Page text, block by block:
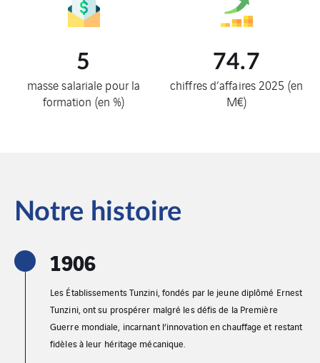
5
masse salariale pour la
formation (en %)
74.7
chiffres d’affaires 2025 (en
M€)
Notre histoire
1906
Les Établissements Tunzini, fondés par le jeune diplômé Ernest
Tunzini, ont su prospérer malgré les défis de la Première
Guerre mondiale, incarnant l’innovation en chauffage et restant
fidèles à leur héritage mécanique.